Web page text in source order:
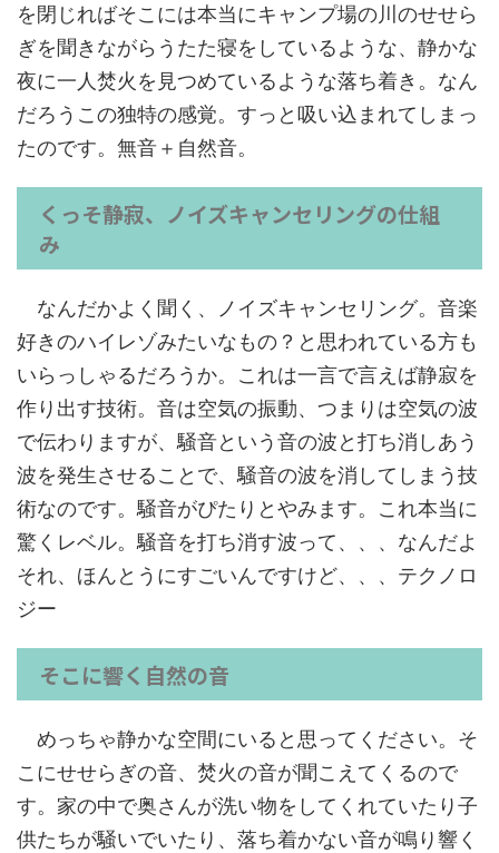
を閉じればそこには本当にキャンプ場の川のせせら
ぎを聞きながらうたた寝をしているような、静かな
夜に一人焚火を見つめているような落ち着き。なん
だろうこの独特の感覚。すっと吸い込まれてしまっ
たのです。無音＋自然音。
くっそ静寂、ノイズキャンセリングの仕組
み
なんだかよく聞く、ノイズキャンセリング。音楽
好きのハイレゾみたいなもの？と思われている方も
いらっしゃるだろうか。これは一言で言えば静寂を
作り出す技術。音は空気の振動、つまりは空気の波
で伝わりますが、騒音という音の波と打ち消しあう
波を発生させることで、騒音の波を消してしまう技
術なのです。騒音がぴたりとやみます。これ本当に
驚くレベル。騒音を打ち消す波って、、、なんだよ
それ、ほんとうにすごいんですけど、、、テクノロ
ジー
そこに響く自然の音
めっちゃ静かな空間にいると思ってください。そ
こにせせらぎの音、焚火の音が聞こえてくるので
す。家の中で奥さんが洗い物をしてくれていたり子
供たちが騒いでいたり、落ち着かない音が鳴り響く